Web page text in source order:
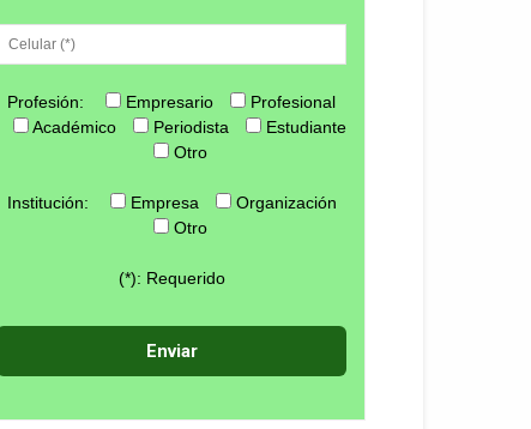
Profesión: Empresario
Profesional
Académico
Periodista
Estudiante
Otro
Institución: Empresa
Organización
Otro
(*): Requerido